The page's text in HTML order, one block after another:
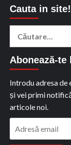
Cauta in site!
Abonează-
Introdu adresa de
și vei primi
articole noi.